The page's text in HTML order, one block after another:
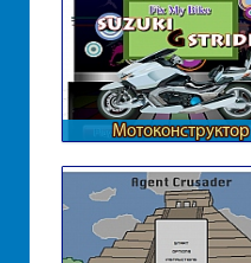
Мотоконструктор